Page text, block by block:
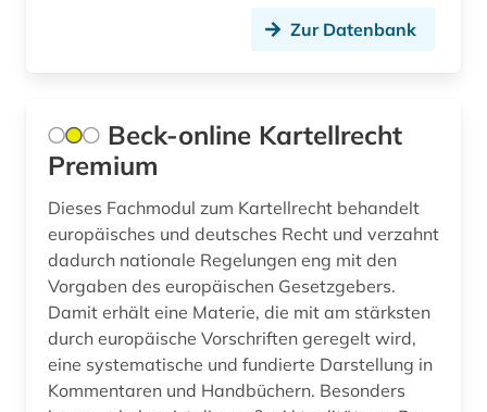
drama (1)
drs (1)
druckbehälter (2)
druckgraphik (1)
druckwerk (2)
dänemark (3)
e-book (1)
Zur Datenbank
Beck-online Kartellrecht
Premium
Dieses Fachmodul zum Kartellrecht behandelt
europäisches und deutsches Recht und verzahnt
dadurch nationale Regelungen eng mit den
Vorgaben des europäischen Gesetzgebers.
Damit erhält eine Materie, die mit am stärksten
durch europäische Vorschriften geregelt wird,
eine systematische und fundierte Darstellung in
Kommentaren und Handbüchern. Besonders